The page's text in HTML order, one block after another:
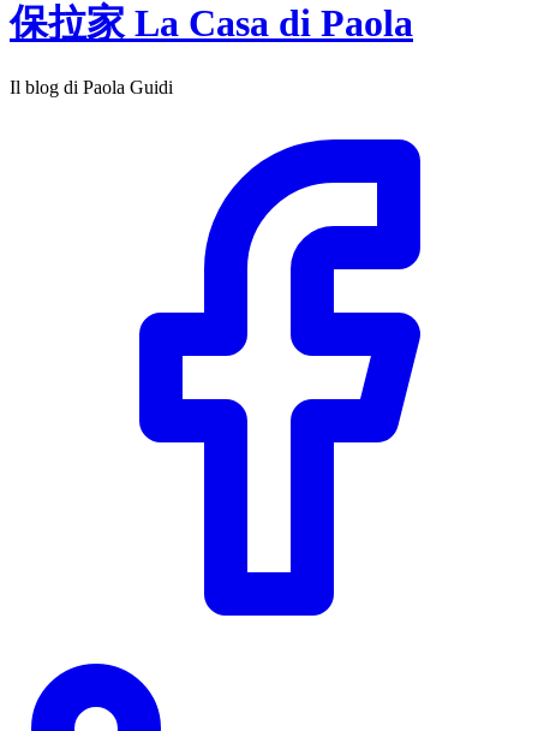
保拉家 La Casa di Paola
Il blog di Paola Guidi